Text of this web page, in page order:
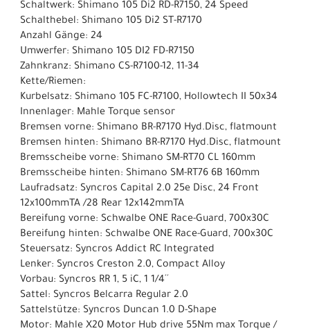
Schaltwerk: Shimano 105 Di2 RD-R7150, 24 Speed
Schalthebel: Shimano 105 Di2 ST-R7170
Anzahl Gänge: 24
Umwerfer: Shimano 105 DI2 FD-R7150
Zahnkranz: Shimano CS-R7100-12, 11-34
Kette/Riemen:
Kurbelsatz: Shimano 105 FC-R7100, Hollowtech II 50x34
Innenlager: Mahle Torque sensor
Bremsen vorne: Shimano BR-R7170 Hyd.Disc, flatmount
Bremsen hinten: Shimano BR-R7170 Hyd.Disc, flatmount
Bremsscheibe vorne: Shimano SM-RT70 CL 160mm
Bremsscheibe hinten: Shimano SM-RT76 6B 160mm
Laufradsatz: Syncros Capital 2.0 25e Disc, 24 Front
12x100mmTA /28 Rear 12x142mmTA
Bereifung vorne: Schwalbe ONE Race-Guard, 700x30C
Bereifung hinten: Schwalbe ONE Race-Guard, 700x30C
Steuersatz: Syncros Addict RC Integrated
Lenker: Syncros Creston 2.0, Compact Alloy
Vorbau: Syncros RR 1, 5 iC, 1 1/4´´
Sattel: Syncros Belcarra Regular 2.0
Sattelstütze: Syncros Duncan 1.0 D-Shape
Motor: Mahle X20 Motor Hub drive 55Nm max Torque /